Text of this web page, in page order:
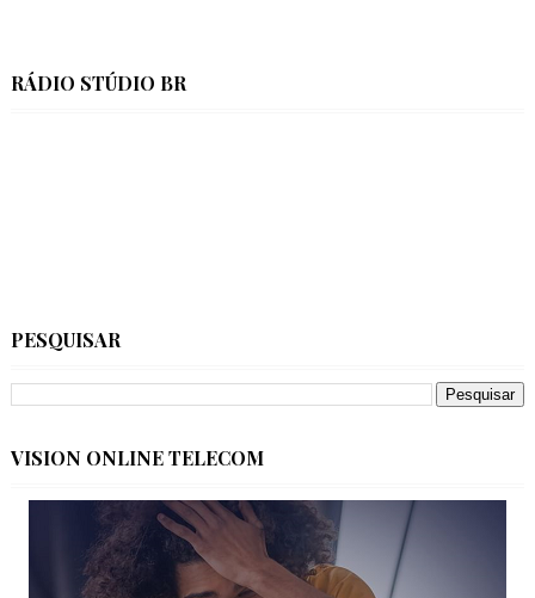
RÁDIO STÚDIO BR
PESQUISAR
VISION ONLINE TELECOM